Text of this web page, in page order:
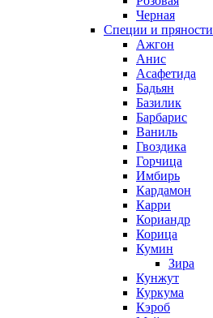
Черная
Специи и пряности
Ажгон
Анис
Асафетида
Бадьян
Базилик
Барбарис
Ваниль
Гвоздика
Горчица
Имбирь
Кардамон
Карри
Кориандр
Корица
Кумин
Зира
Кунжут
Куркума
Кэроб